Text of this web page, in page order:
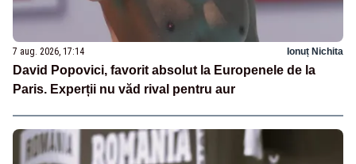
7 aug. 2026, 17:14 Ionuț Nichita
David Popovici, favorit absolut la Europenele de la
Paris. Experții nu văd rival pentru aur